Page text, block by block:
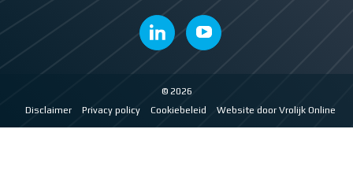
© 2026
Disclaimer
Privacy policy Cookiebeleid Website door Vrolijk Online